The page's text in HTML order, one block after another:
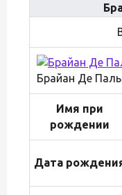
Брайан Де
Имя при
рождении
Дата